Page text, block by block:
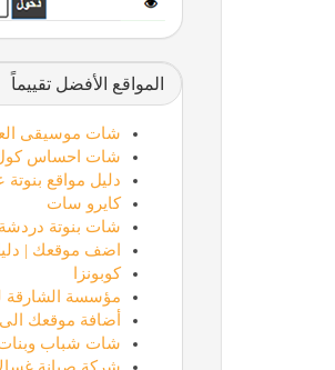
المواقع الأفضل تقييماً
شات موسيقى
شات احساس
دليل مواقع
كايرو سات
شات بنوتة
اضف موقعك |
كوبونزا
مؤسسة الشارقة
أضافة موقعك الى
شات شباب وبنات
شركة صيانة